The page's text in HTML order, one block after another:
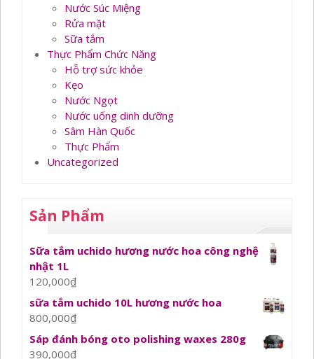
Nước Súc Miệng
Rửa mặt
Sữa tắm
Thực Phẩm Chức Năng
Hỗ trợ sức khỏe
Kẹo
Nước Ngọt
Nước uống dinh dưỡng
Sâm Hàn Quốc
Thực Phẩm
Uncategorized
Sản Phẩm
Sữa tắm uchido hương nước hoa công nghệ
nhật 1L
120,000₫
sữa tắm uchido 10L hương nước hoa
800,000₫
Sáp đánh bóng oto polishing waxes 280g
390,000₫